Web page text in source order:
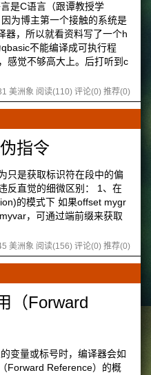
是C语言（跟谭教授学
为博主第一个接触的系统是
器，所以就看资料写了一个h
不能编译成可执行程
感觉不够高大上。后打听到c
美洲象 阅读(110) 评论(0) 推荐(0)
指令
只是获取标识符在段中的偏
反直觉的细微区别： 1、在
的模式下 如果offset mygr
，可通过端前缀来获取
美洲象 阅读(156) 评论(0) 推荐(0)
（Forward
变量或标号时，编译器会如
Forward Reference）的概